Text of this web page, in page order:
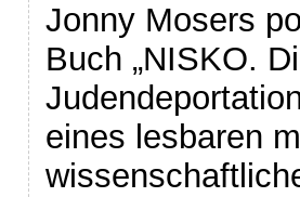
Jonny Mosers
Buch „NISKO.
eines lesbaren